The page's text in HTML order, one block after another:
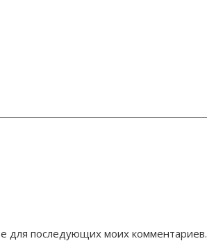
для последующих моих комментариев.